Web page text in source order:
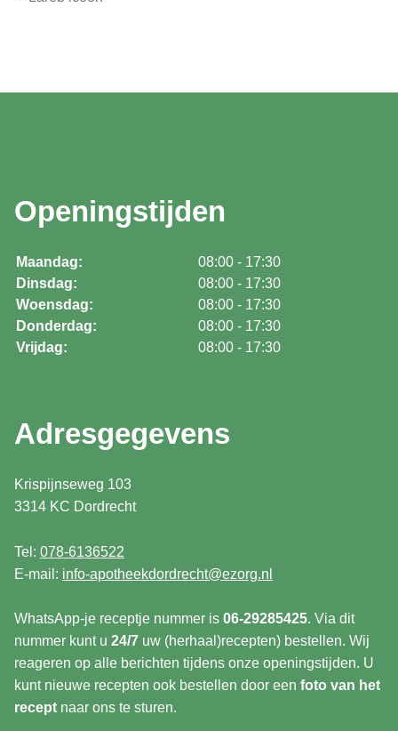
Openingstijden
Maandag:
08:00 - 17:30
Dinsdag:
08:00 - 17:30
Woensdag:
08:00 - 17:30
Donderdag:
08:00 - 17:30
Vrijdag:
08:00 - 17:30
Adresgegevens
Krispijnseweg 103
3314 KC Dordrecht
Tel: 078-6136522
E-mail: info-apotheekdordrecht@ezorg.nl
WhatsApp-je receptje nummer is 06-29285425. Via dit
nummer kunt u 24/7 uw (herhaal)recepten) bestellen. Wij
reageren op alle berichten tijdens onze openingstijden. U
kunt nieuwe recepten ook bestellen door een foto van het
recept naar ons te sturen.